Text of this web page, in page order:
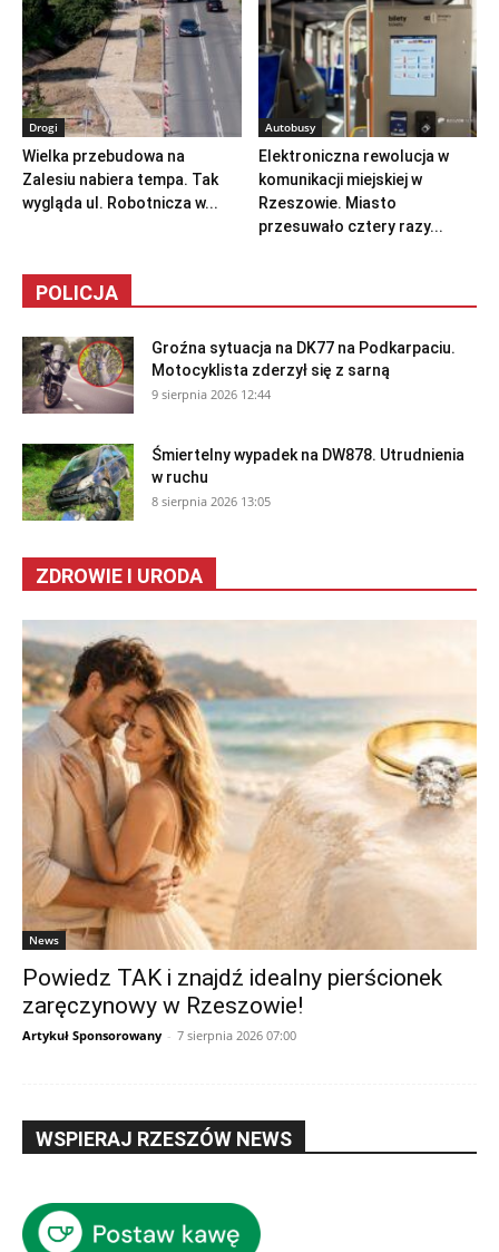
Drogi
Wielka przebudowa na
Zalesiu nabiera tempa. Tak
wygląda ul. Robotnicza w...
Autobusy
Elektroniczna rewolucja w
komunikacji miejskiej w
Rzeszowie. Miasto
przesuwało cztery razy...
POLICJA
Groźna sytuacja na DK77 na Podkarpaciu.
Motocyklista zderzył się z sarną
9 sierpnia 2026 12:44
Śmiertelny wypadek na DW878. Utrudnienia
w ruchu
8 sierpnia 2026 13:05
ZDROWIE I URODA
News
Powiedz TAK i znajdź idealny pierścionek
zaręczynowy w Rzeszowie!
Artykuł Sponsorowany - 7 sierpnia 2026 07:00
WSPIERAJ RZESZÓW NEWS